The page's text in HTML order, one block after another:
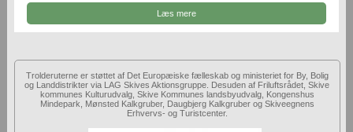
Læs mere
Trolderuterne er støttet af Det Europæiske fælleskab og ministeriet for By, Bolig
og Landdistrikter via LAG Skives Aktionsgruppe. Desuden af Friluftsrådet, Skive
kommunes Kulturudvalg, Skive Kommunes landsbyudvalg, Kongenshus
Mindepark, Mønsted Kalkgruber, Daugbjerg Kalkgruber og Skiveegnens
Erhvervs- og Turistcenter.